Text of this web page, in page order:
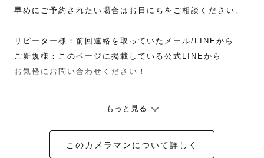
早めにご予約されたい場合はお日にちをご相談ください。
リピーター様：前回連絡を取っていたメール/LINEから
ご新規様：このページに掲載している公式LINEから
お気軽にお問い合わせください！
繁忙期などのスケジュール調整に合わせて設定していき
もっと見る
このカメラマンについて詳しく